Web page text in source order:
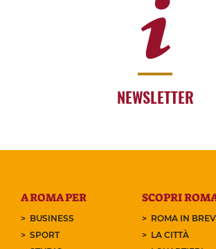
NEWSLETTER
A ROMA PER
BUSINESS
SPORT
SCOPRI
ROMA IN
LA CITTÀ